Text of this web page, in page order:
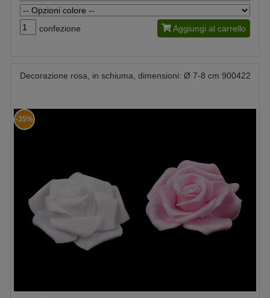
confezione Aggiungi al carrello
Decorazione rosa, in schiuma, dimensioni: Ø 7-8 cm 900422
-35%